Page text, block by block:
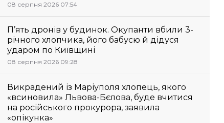
08 серпня 2026 07:54
П’ять дронів у будинок. Окупанти вбили 3-
річного хлопчика, його бабусю й дідуся
ударом по Київщині
08 серпня 2026 09:28
Викрадений із Маріуполя хлопець, якого
«всиновила» Львова-Бєлова, буде вчитися
на російського прокурора, заявила
«опікунка»